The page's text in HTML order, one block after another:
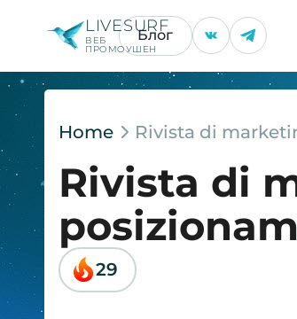
LIVESURF
ВЕБ
ПРОМОУШЕН
Блог
Home Rivista di
Rivista di
29